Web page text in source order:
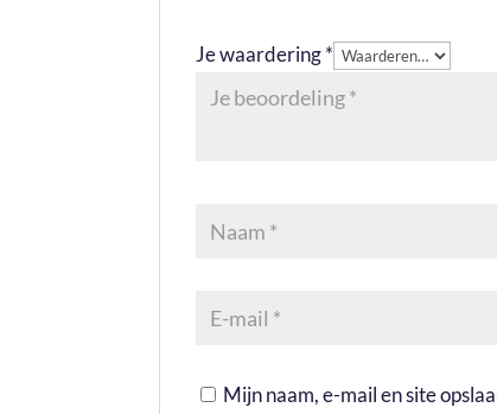
Je waardering*
Mijn naam, e-mail en site